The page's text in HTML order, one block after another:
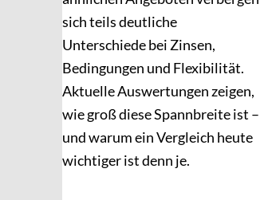
sich teils deutliche
Unterschiede bei Zinsen,
Bedingungen und Flexibilität.
Aktuelle Auswertungen zeigen,
wie groß diese Spannbreite ist –
und warum ein Vergleich heute
wichtiger ist denn je.